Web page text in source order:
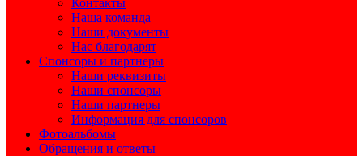
Контакты
Наша команда
Наши документы
Нас благодарят
Спонсоры и партнеры
Наши реквизиты
Наши спонсоры
Наши партнеры
Информация для спонсоров
Фотоальбомы
Обращения и ответы